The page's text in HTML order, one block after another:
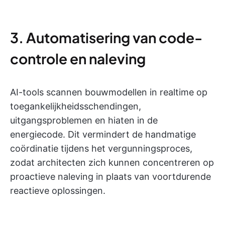
3. Automatisering van code-
controle en naleving
AI-tools scannen bouwmodellen in realtime op
toegankelijkheidsschendingen,
uitgangsproblemen en hiaten in de
energiecode. Dit vermindert de handmatige
coördinatie tijdens het vergunningsproces,
zodat architecten zich kunnen concentreren op
proactieve naleving in plaats van voortdurende
reactieve oplossingen.